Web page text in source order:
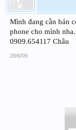
Mình đang cần bán
phone cho mình
0909.654117 Châu
28/6/09